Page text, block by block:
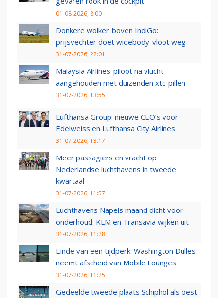
01-08-2026, 8:00
Donkere wolken boven IndiGo:
prijsvechter doet widebody-vloot weg
31-07-2026, 22:01
Malaysia Airlines-piloot na vlucht
aangehouden met duizenden xtc-pillen
31-07-2026, 13:55
Lufthansa Group: nieuwe CEO’s voor
Edelweiss en Lufthansa City Airlines
31-07-2026, 13:17
Meer passagiers en vracht op
Nederlandse luchthavens in tweede
kwartaal
31-07-2026, 11:57
Luchthavens Napels maand dicht voor
onderhoud: KLM en Transavia wijken uit
31-07-2026, 11:28
Einde van een tijdperk: Washington Dulles
neemt afscheid van Mobile Lounges
31-07-2026, 11:25
Gedeelde tweede plaats Schiphol als best